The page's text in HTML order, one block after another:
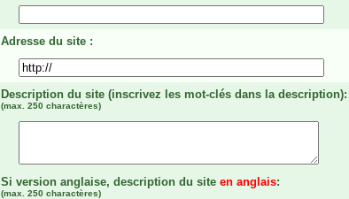
Adresse du site :
Description du site (inscrivez les mot-clés dans la description):
(max. 250 charactères)
Si version anglaise, description du site en anglais:
(max. 250 charactères)